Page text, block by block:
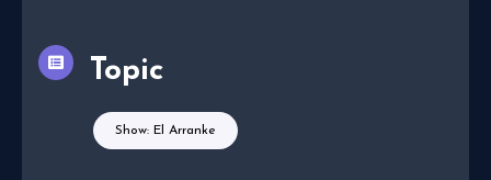
Topic
Show: El Arranke